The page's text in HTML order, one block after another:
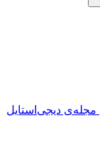
مجله‌ی دیجی‌استایل